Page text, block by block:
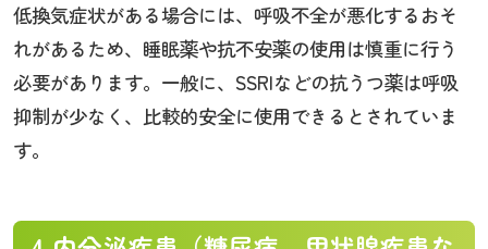
低換気症状がある場合には、呼吸不全が悪化するおそ
れがあるため、睡眠薬や抗不安薬の使用は慎重に行う
必要があります。一般に、SSRIなどの抗うつ薬は呼吸
抑制が少なく、比較的安全に使用できるとされていま
す。